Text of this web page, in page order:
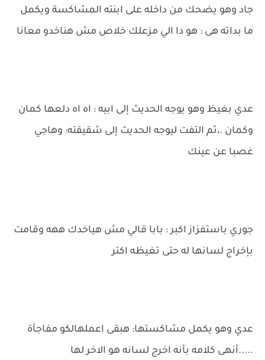
جاد وهو يضحك من داخله على ابنته المشاكسة ويكمل
ما بداته هى : هو دا الي مزعلك خلاص مش هناخدو معانا
عدي بغيظ وهو يوجه الحديث إلى ابيه : اه اه دلعها كمان
وكمان .،ثم التفت ليوجه الحديث إلى شقيقته: وهاجي
غصبا عن عينك
جوري باستفزاز اكبر : بابا قالي مش هياخدك ههه وقامت
بإخراج لسانها له حتى تغيظه اكتر
عدي وهو يكمل مشاكستها: هبقى اعملهالكو مفاجأة
.....أنهى كلامه بأنه اخرج لسانه هو الاخر لها